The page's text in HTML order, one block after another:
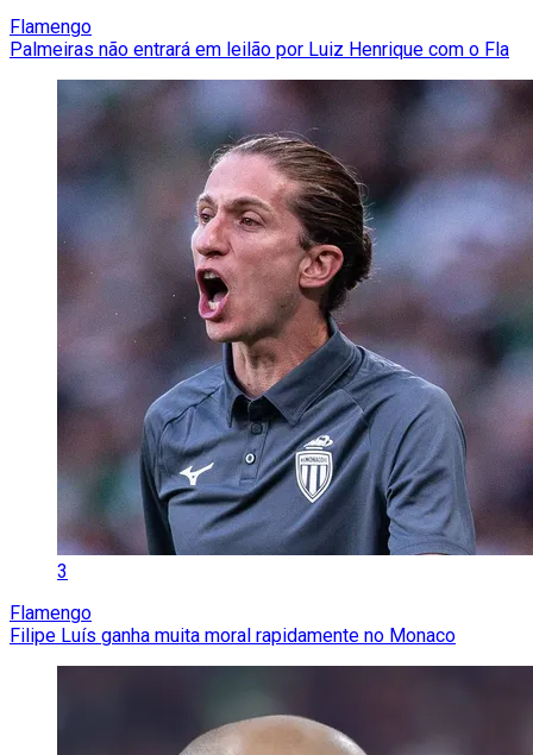
Flamengo
Palmeiras não entrará em leilão por Luiz Henrique com o Fla
3
Flamengo
Filipe Luís ganha muita moral rapidamente no Monaco